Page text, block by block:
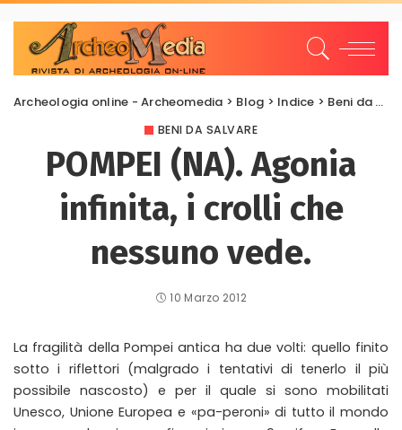
Archeologia online - Archeomedia > Blog > Indice > Beni da salvare
BENI DA SALVARE
POMPEI (NA). Agonia
infinita, i crolli che
nessuno vede.
10 Marzo 2012
La fragilità della Pompei antica ha due volti: quello finito
sotto i riflettori (malgrado i tentativi di tenerlo il più
possibile nascosto) e per il quale si sono mobilitati
Unesco, Unione Europea e «pa-peroni» di tutto il mondo